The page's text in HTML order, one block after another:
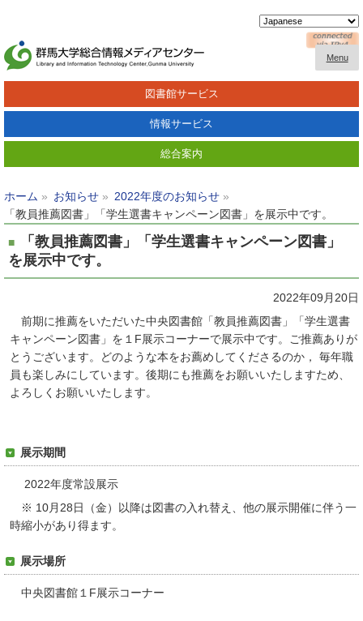
Menu
図書館サービス
情報サービス
総合案内
ホーム お知らせ
2022年度のお知らせ
「教員推薦図書」「学生選書キャンペーン図書」を展示中です。
「教員推薦図書」「学生選書キャンペーン図書」
を展示中です。
2022年09月20日
前期に推薦をいただいた中央図書館「教員推薦図書」「学生選書
キャンペーン図書」を１F展示コーナーで展示中です。ご推薦ありが
とうございます。どのような本をお薦めしてくださるのか ，
毎年職
員も楽しみにしています。後期にも推薦をお願いいたしますため、
よろしくお願いいたします。
展示期間
2022年度常設展示
※ 10月28日（金）以降は図書の入れ替え、他の展示開催に伴う一
時縮小があり得ます。
展示場所
中央図書館１F展示コーナー